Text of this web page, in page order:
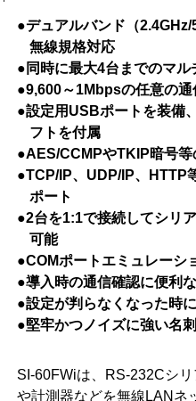
●デュアルバンド（
無線規格対応
●同時に最大4台までのマル
●9,600～1Mbpsの任意の通
●設定用USBポートを装備
フトを付属
●AES/CCMPやTKIP暗号
●TCP/IP、UDP/IP、HTTP
ポート
●2台を1:1で接続してシリ
可能
●COMポートエミュレーシ
●導入時の通信確認に便利
●設定が判らなくなった時
●堅牢かつノイズに強い名
SI-60FWiは、RS-232Cシ
や計測器などを無線LANネ